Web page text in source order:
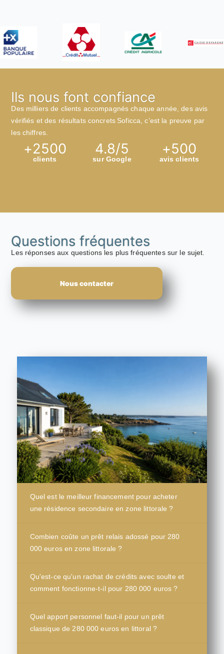
Ils nous font confiance
Des milliers de clients accompagnés chaque année, des avis
vérifiés et des résultats concrets Soficca, c’est la preuve par
les chiffres.
clients
+2500
sur Google
4.8/5
avis clients
+500
Questions fréquentes
Les réponses aux questions les plus fréquentes sur le sujet.
Nous contacter
Quel est le meilleur financement pour acheter
une résidence secondaire en zone littorale ?
Combien coûte un prêt relais adossé pour 280
000 euros en zone littorale ?
Qu'est-ce qu'un rachat de crédits avec soulte et
comment fonctionne-t-il pour 280 000 euros ?
Quel apport personnel faut-il pour un prêt
classique de 280 000 euros en littoral ?